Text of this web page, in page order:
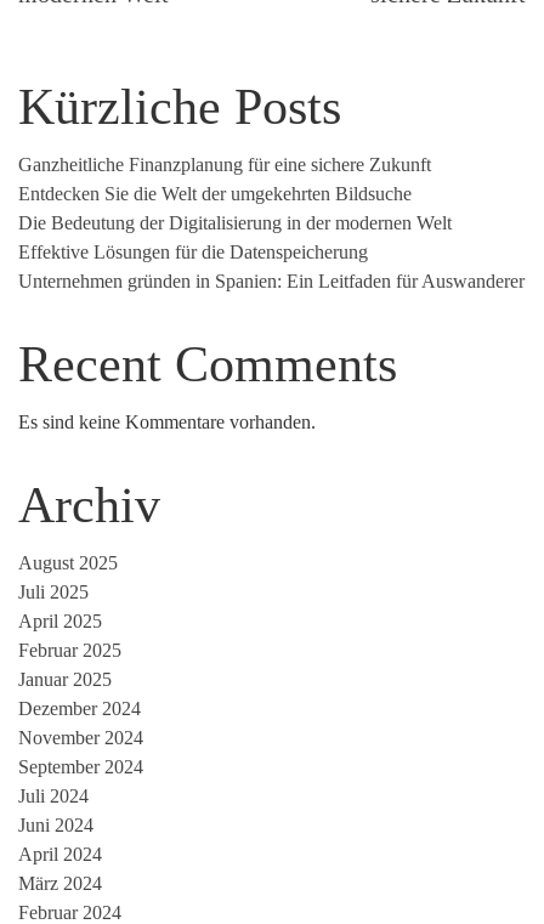
Kürzliche Posts
Ganzheitliche Finanzplanung für eine sichere Zukunft
Entdecken Sie die Welt der umgekehrten Bildsuche
Die Bedeutung der Digitalisierung in der modernen Welt
Effektive Lösungen für die Datenspeicherung
Unternehmen gründen in Spanien: Ein Leitfaden für Auswanderer
Recent Comments
Es sind keine Kommentare vorhanden.
Archiv
August 2025
Juli 2025
April 2025
Februar 2025
Januar 2025
Dezember 2024
November 2024
September 2024
Juli 2024
Juni 2024
April 2024
März 2024
Februar 2024